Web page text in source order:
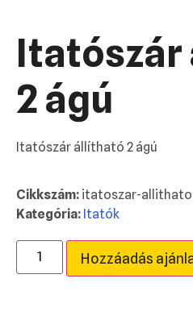
2 ágú
Itatószár állítható 2 ágú
Cikkszám: itatoszar-
Kategória: Itatók
Hozzáadás